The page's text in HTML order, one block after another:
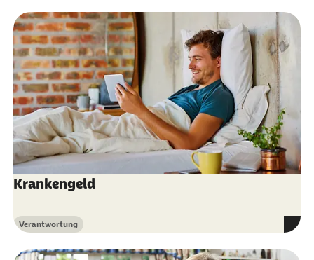
Krankengeld
Kategorie
Verantwortung